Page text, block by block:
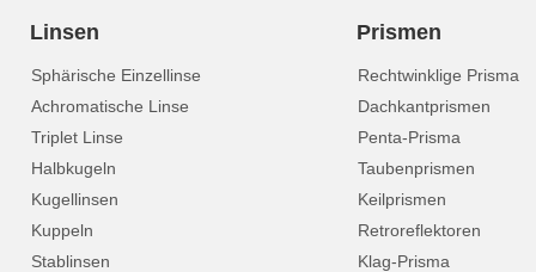
Linsen
Sphärische Einzellinse
Achromatische Linse
Triplet Linse
Halbkugeln
Kugellinsen
Kuppeln
Stablinsen
Prismen
Rechtwinklige Prisma
Dachkantprismen
Penta-Prisma
Taubenprismen
Keilprismen
Retroreflektoren
Klag-Prisma